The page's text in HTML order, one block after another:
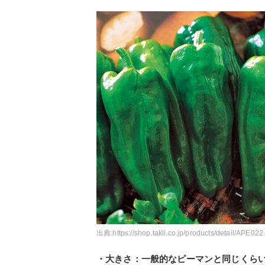
出典:https://shop.takii.co.jp/products/detail/APE022
・大きさ：一般的なピーマンと同じくら